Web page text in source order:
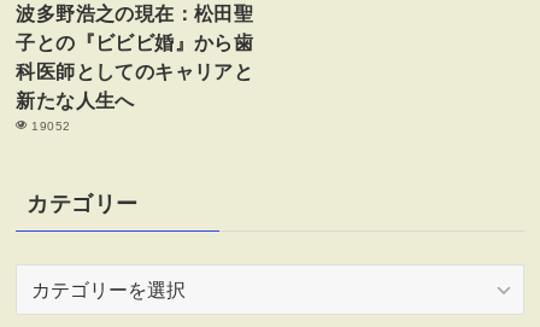
波多野浩之の現在：松田聖
子との『ビビビ婚』から歯
科医師としてのキャリアと
新たな人生へ
19052
カテゴリー